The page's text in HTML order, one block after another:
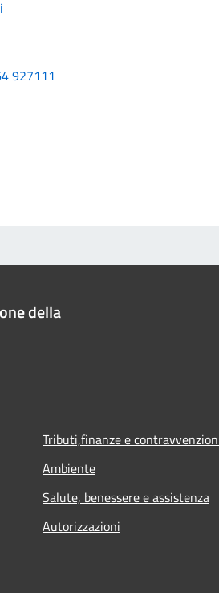
927111
della
Tributi,finanze e
Ambiente
Salute, benessere e assistenza
Autorizzazioni